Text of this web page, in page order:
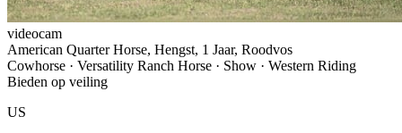
videocam
American Quarter Horse, Hengst, 1 Jaar, Roodvos
Cowhorse · Versatility Ranch Horse · Show · Western Riding
Bieden op veiling
US